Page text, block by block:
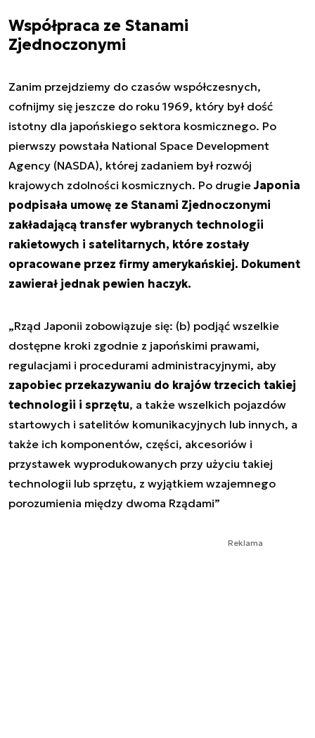
Współpraca ze Stanami
Zjednoczonymi
Zanim przejdziemy do czasów współczesnych,
cofnijmy się jeszcze do roku 1969, który był dość
istotny dla japońskiego sektora kosmicznego. Po
pierwszy powstała National Space Development
Agency (NASDA), której zadaniem był rozwój
krajowych zdolności kosmicznych. Po drugieJaponia
podpisała umowę ze Stanami Zjednoczonymi
zakładającą transfer wybranych technologii
rakietowych i satelitarnych, które zostały
opracowane przez firmy amerykańskiej. Dokument
zawierał jednak pewien haczyk.
„Rząd Japonii zobowiązuje się: (b) podjąć wszelkie
dostępne kroki zgodnie z japońskimi prawami,
regulacjami i procedurami administracyjnymi, aby
zapobiec przekazywaniu do krajów trzecich takiej
technologii i sprzętu, a także wszelkich pojazdów
startowych i satelitów komunikacyjnych lub innych, a
także ich komponentów, części, akcesoriów i
przystawek wyprodukowanych przy użyciu takiej
technologii lub sprzętu, z wyjątkiem wzajemnego
porozumienia między dwoma Rządami”
Reklama